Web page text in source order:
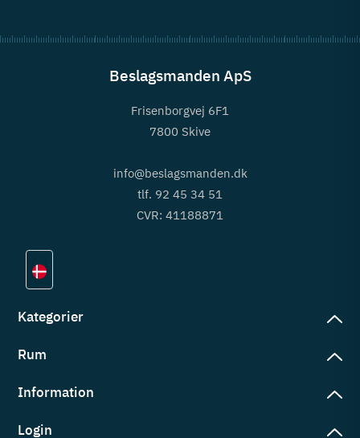
Beslagsmanden ApS
Frisenborgvej 6F1
7800 Skive
info@beslagsmanden.dk
tlf. 92 45 34 51
CVR: 41188871
Kategorier
Rum
Information
Login